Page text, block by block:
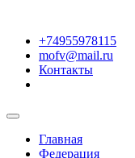
+74955978115
mofv@mail.ru
Контакты
Главная
Федерация